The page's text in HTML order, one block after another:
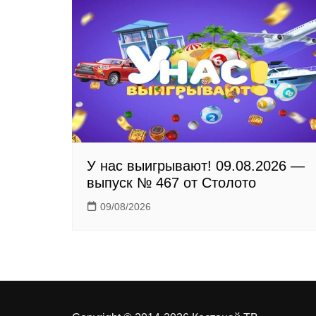
s
n
i
k
У нас выигрывают! 09.08.2026 —
выпуск № 467 от Столото
09/08/2026